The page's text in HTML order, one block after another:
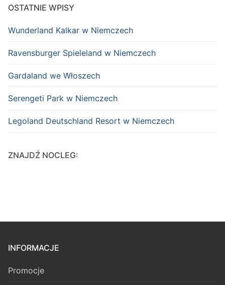
OSTATNIE WPISY
Wunderland Kalkar w Niemczech
Ravensburger Spieleland w Niemczech
Gardaland we Włoszech
Serengeti Park w Niemczech
Legoland Deutschland Resort w Niemczech
ZNAJDŹ NOCLEG:
INFORMACJE
Promocje